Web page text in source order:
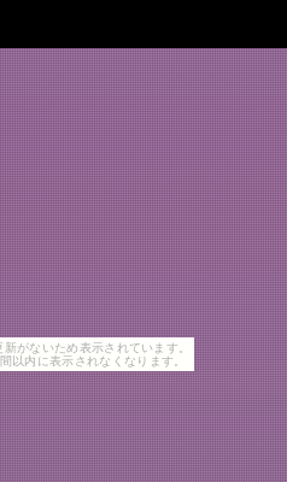
がないため表示されています。
以内に表示されなくなります。